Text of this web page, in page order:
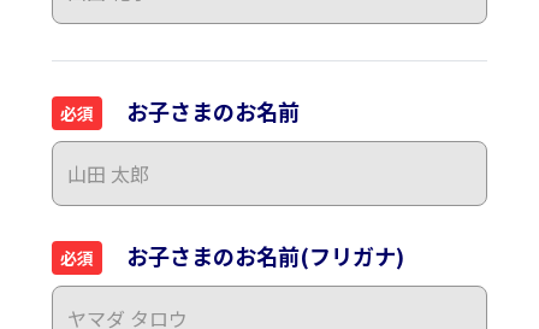
必須 お子さまのお名前
必須 お子さまのお名前(フリガナ)